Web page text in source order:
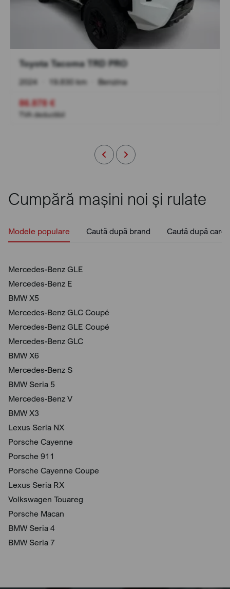
Toyota Tacoma TRD PRO
2024 19.830 km Benzina
86.878 €
TVA deductibil
Cumpără mașini noi și rulate
Modele populare Caută după brand Caută după
Mercedes-Benz GLE
Mercedes-Benz E
BMW X5
Mercedes-Benz GLC Coupé
Mercedes-Benz GLE Coupé
Mercedes-Benz GLC
BMW X6
Mercedes-Benz S
BMW Seria 5
Mercedes-Benz V
BMW X3
Lexus Seria NX
Porsche Cayenne
Porsche 911
Porsche Cayenne Coupe
Lexus Seria RX
Volkswagen Touareg
Porsche Macan
BMW Seria 4
BMW Seria 7